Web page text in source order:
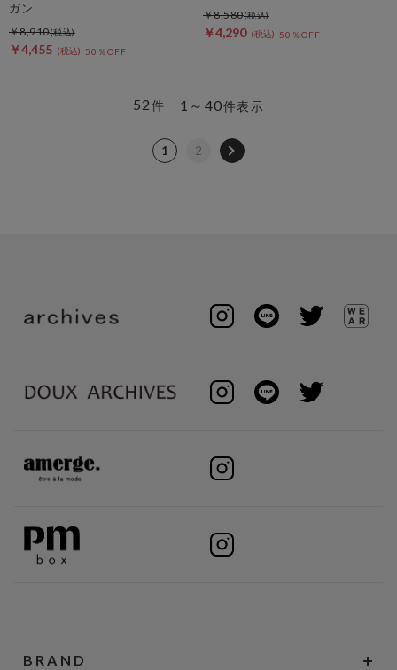
ガン
￥4,455 50％OFF
￥8,910 ￥4,290 50％OFF
￥8,580
1～40件表示
52件
1 2
BRAND